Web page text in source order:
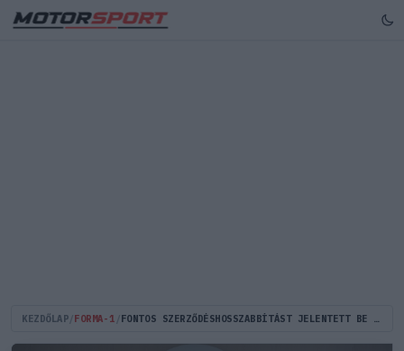
KEZDŐLAP FORMA-1 FONTOS SZERZŐDÉSHOSSZABBÍTÁST JELENTETT BE A MCLAREN